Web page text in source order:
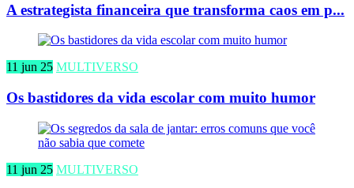
A estrategista financeira que transforma caos em p...
11 jun 25 MULTIVERSO
Os bastidores da vida escolar com muito humor
11 jun 25 MULTIVERSO